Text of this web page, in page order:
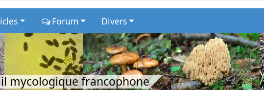
Forum Divers
mycologique francophone